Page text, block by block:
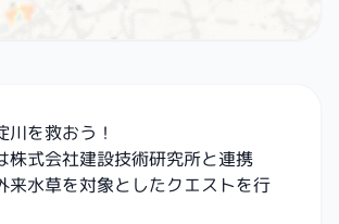
川を救おう！
株式会社建設技術研究所と連携
来水草を対象としたクエストを行